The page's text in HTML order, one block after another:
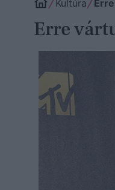
Kultúra
Erre